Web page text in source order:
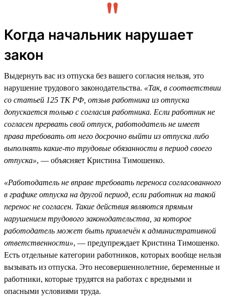
Когда начальник нарушает
закон
Выдернуть вас из отпуска без вашего согласия нельзя, это
нарушение трудового законодательства. «Так, в соответствии
со статьей 125 ТК РФ, отзыв работника из отпуска
допускается только с согласия работника. Если работник не
согласен прервать свой отпуск, работодатель не имеет
права требовать от него досрочно выйти из отпуска либо
выполнять какие-то трудовые обязанности в период своего
отпуска», — объясняет Кристина Тимошенко.
«Работодатель не вправе требовать переноса согласованного
в графике отпуска на другой период, если работник на такой
перенос не согласен. Такие действия являются прямым
нарушением трудового законодательства, за которое
работодатель может быть привлечён к административной
ответственности», — предупреждает Кристина Тимошенко.
Есть отдельные категории работников, которых вообще нельзя
вызывать из отпуска. Это несовершеннолетние, беременные и
работники, которые трудятся на работах с вредными и
опасными условиями труда.